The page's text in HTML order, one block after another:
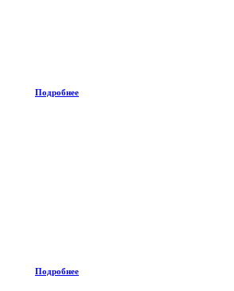
Подробнее
Подробнее